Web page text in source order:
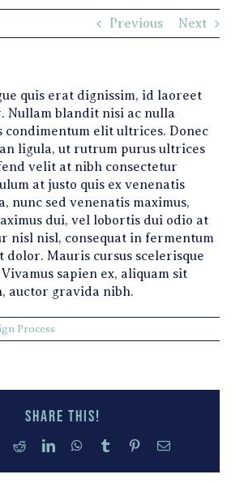
Previous Next
quis erat dignissim, id laoreet
Nullam blandit nisi ac nulla
condimentum elit ultrices. Donec
ligula, ut rutrum purus ultrices
velit at nibh consectetur
at justo quis ex venenatis
nunc sed venenatis maximus,
dui, vel lobortis dui odio at
nisl nisl, consequat in fermentum
dolor. Mauris cursus scelerisque
sapien ex, aliquam sit
auctor gravida nibh.
Process
Share this!
RedditLinkedInWhatsApp
Tumblr PinterestEmail